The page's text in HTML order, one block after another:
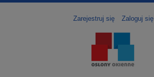
Zarejestruj się Zaloguj się